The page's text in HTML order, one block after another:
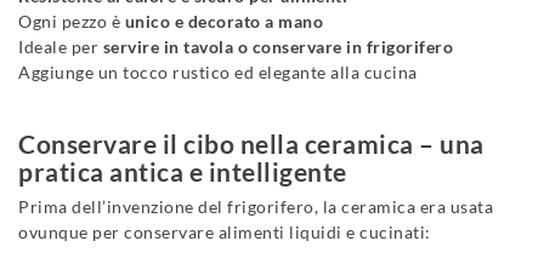
Ogni pezzo è unico e decorato a mano
Ideale per servire in tavola o conservare in frigorifero
Aggiunge un tocco rustico ed elegante alla cucina
Conservare il cibo nella ceramica – una
pratica antica e intelligente
Prima dell’invenzione del frigorifero, la ceramica era usata
ovunque per conservare alimenti liquidi e cucinati: